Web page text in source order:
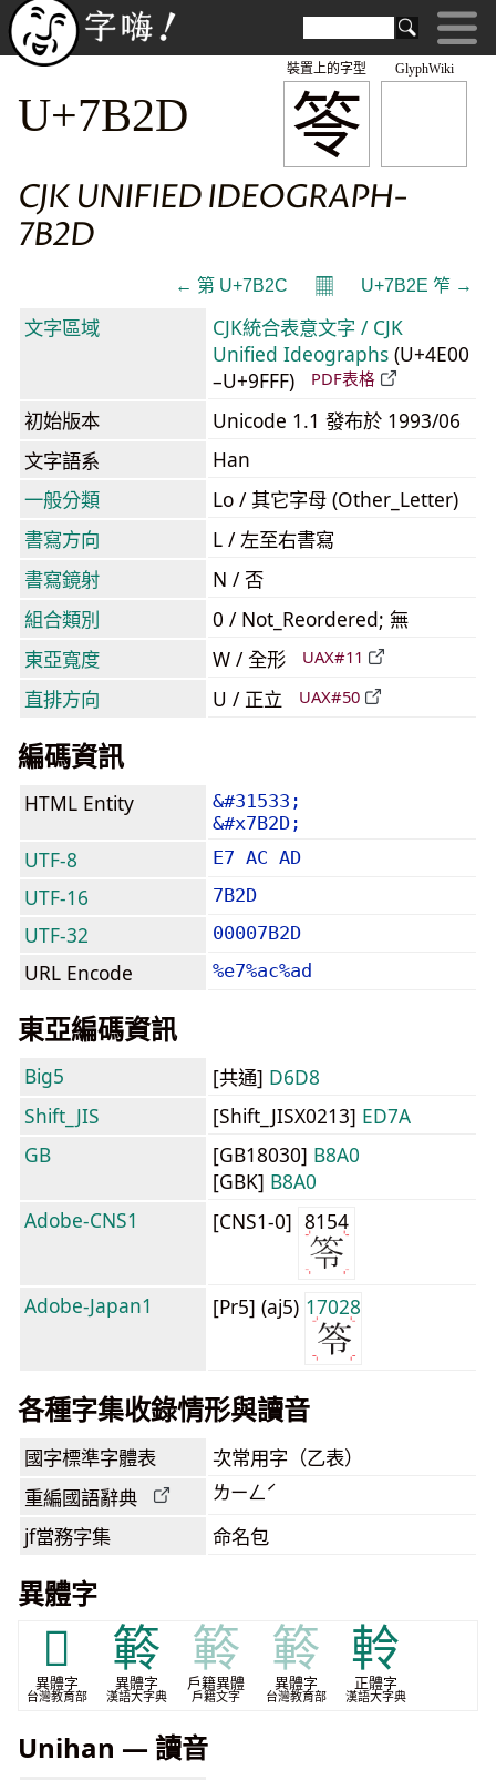
GlyphWiki
笭
裝置上的字型
U+7B2D
CJK UNIFIED IDEOGRAPH-
7B2D
← 第 U+7B2C 𝄜 U+7B2E 笮 →
文字區域
CJK統合表意文字 / CJK
Unified Ideographs (U+4E00
–U+9FFF)
PDF表格
初始版本
Unicode 1.1 發布於 1993/06
文字語系
Han
一般分類
Lo / 其它字母 (Other_Letter)
書寫方向
L / 左至右書寫
書寫鏡射
N / 否
組合類別
0 / Not_Reordered; 無
東亞寬度
W / 全形 UAX#11
直排方向 U / 正立 UAX#50
編碼資訊
HTML Entity
&#31533;
&#x7B2D;
UTF-8 E7 AC AD
UTF-16 7B2D
UTF-32 00007B2D
URL Encode %e7%ac%ad
東亞編碼資訊
Big5 [共通] D6D8
Shift_JIS
[Shift_JISX0213] ED7A
GB
[GB18030] B8A0
[GBK] B8A0
Adobe-CNS1
[CNS1-0] 8154
Adobe-Japan1 [Pr5] (aj5) 17028
各種字集收錄情形與讀音
國字標準字體表 次常用字（乙表）
重編國語辭典 ㄌㄧㄥˊ
jf當務字集 命名包
異體字
𥵝
異體字
台灣教育部
䉖
異體字
漢語大字典
䉖
戶籍異體
戶籍文字
䉖
異體字
台灣教育部
軨
正體字
漢語大字典
Unihan — 讀音